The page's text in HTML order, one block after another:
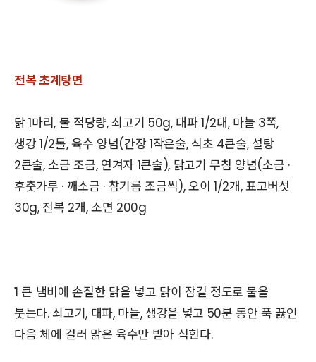
전복 초계탕면
닭 1마리, 물 적당량, 쇠고기 50g, 대파 1/2대, 마늘 3쪽,
생강 1/2톨, 육수 양념(간장 1작은술, 식초 4큰술, 설탕
2큰술, 소금 조금, 연겨자 1큰술), 닭고기 무침 양념(소금 ·
후춧가루 · 깨소금 · 참기름 조금씩), 오이 1/2개, 표고버섯
30g, 전복 2개, 소면 200g
1 큰 냄비에 손질한 닭을 넣고 닭이 잠길 정도로 물을
붓는다. 쇠고기, 대파, 마늘, 생강을 넣고 50분 동안 푹 끓인
다음 체에 걸러 맑은 육수만 받아 식힌다.